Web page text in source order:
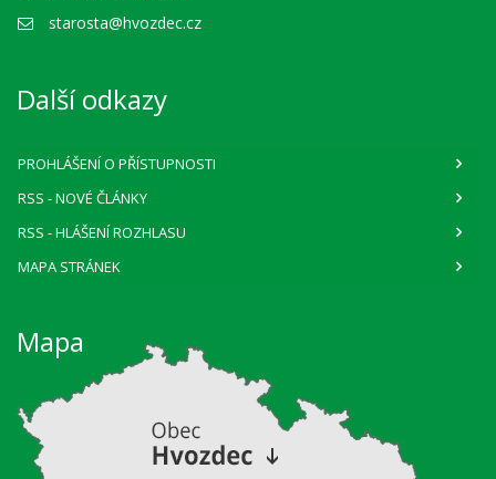
starosta@hvozdec.cz
Další odkazy
PROHLÁŠENÍ O PŘÍSTUPNOSTI
RSS - NOVÉ ČLÁNKY
RSS - HLÁŠENÍ ROZHLASU
MAPA STRÁNEK
Mapa